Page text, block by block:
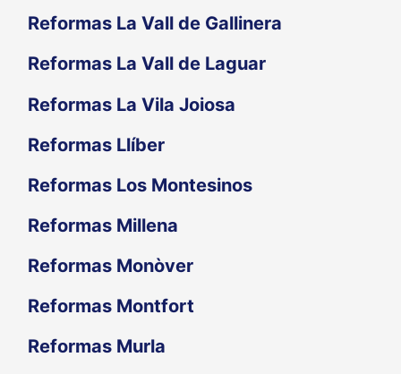
Reformas La Vall de Gallinera
Reformas La Vall de Laguar
Reformas La Vila Joiosa
Reformas Llíber
Reformas Los Montesinos
Reformas Millena
Reformas Monòver
Reformas Montfort
Reformas Murla